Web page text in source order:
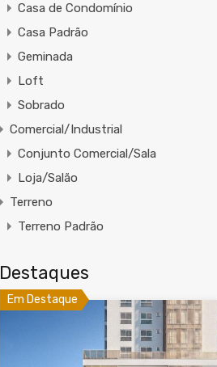
Casa de Condomínio
Casa Padrão
Geminada
Loft
Sobrado
Comercial/Industrial
Conjunto Comercial/Sala
Loja/Salão
Terreno
Terreno Padrão
Destaques
Em Destaque